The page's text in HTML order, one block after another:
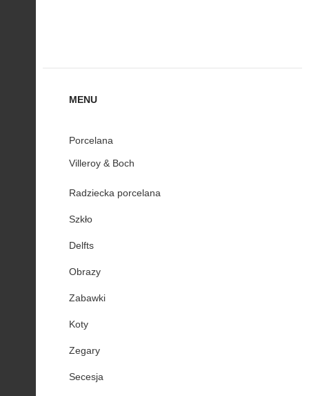
MENU
Porcelana
Villeroy & Boch
Radziecka porcelana
Szkło
Delfts
Obrazy
Zabawki
Koty
Zegary
Secesja